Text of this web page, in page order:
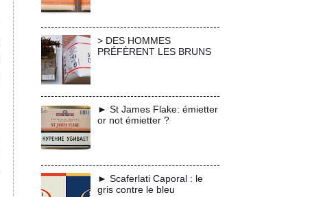
> DES HOMMES
PRÉFÈRENT LES BRUNS
► St James Flake: émietter
or not émietter ?
► Scaferlati Caporal : le
gris contre le bleu